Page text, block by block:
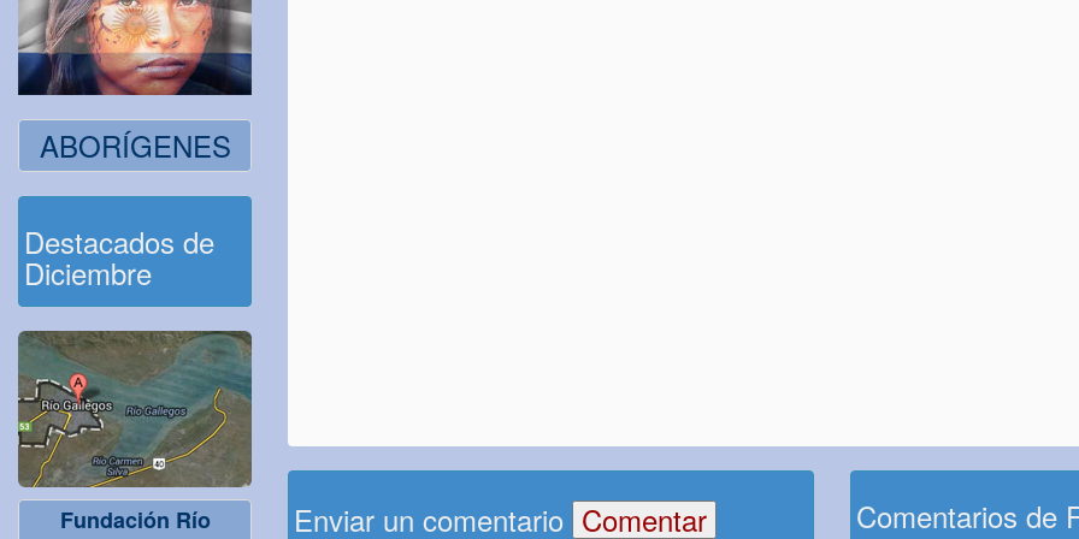
ABORÍGENES
Destacados de
Diciembre
Fundación Río
Enviar un comentario Comentarios de